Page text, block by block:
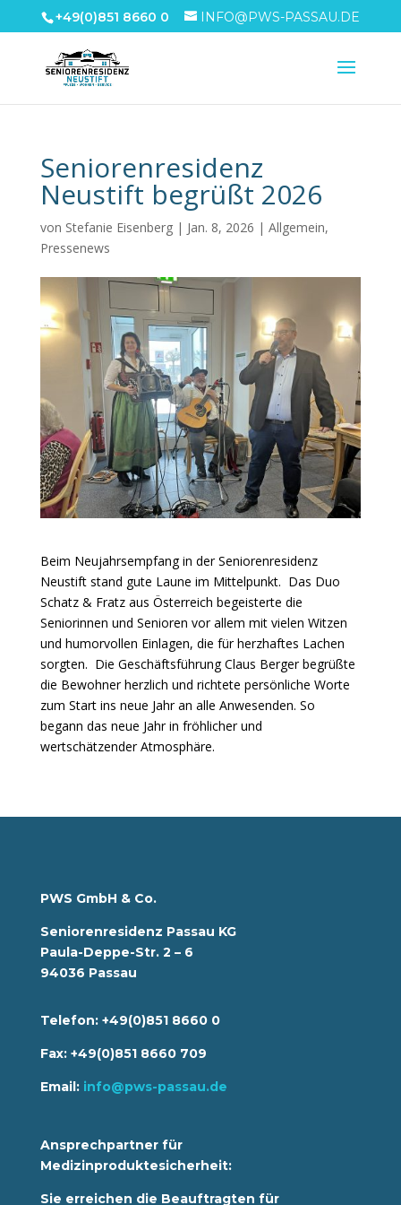
+49(0)851 8660 0 INFO@PWS-PASSAU.DE
Seniorenresidenz
Neustift begrüßt 2026
von Stefanie Eisenberg| Jan. 8, 2026 | Allgemein,
Pressenews
Beim Neujahrsempfang in der Seniorenresidenz
Neustift stand gute Laune im Mittelpunkt. Das Duo
Schatz & Fratz aus Österreich begeisterte die
Seniorinnen und Senioren vor allem mit vielen Witzen
und humorvollen Einlagen, die für herzhaftes Lachen
sorgten. Die Geschäftsführung Claus Berger begrüßte
die Bewohner herzlich und richtete persönliche Worte
zum Start ins neue Jahr an alle Anwesenden. So
begann das neue Jahr in fröhlicher und
wertschätzender Atmosphäre.
PWS GmbH & Co.
Seniorenresidenz Passau KG
Paula-Deppe-Str. 2 – 6
94036 Passau
Telefon: +49(0)851 8660 0
Fax: +49(0)851 8660 709
Email: info@pws-passau.de
Ansprechpartner für
Medizinproduktesicherheit:
Sie erreichen die Beauftragten für